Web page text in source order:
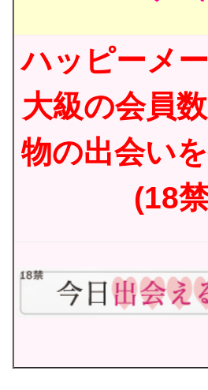
ハッピーメ
大級の会員
物の出会い
(18